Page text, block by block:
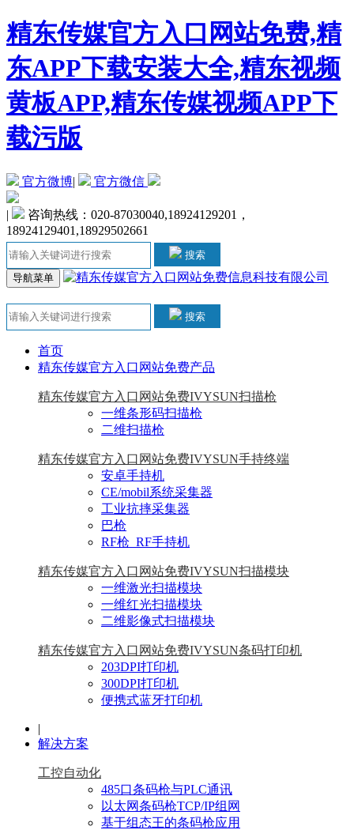
精东传媒官方入口网站免费,精
东APP下载安装大全,精东视频
黄板APP,精东传媒视频APP下
载污版
官方微博| 官方微信
|
咨询热线：020-87030040,18924129201，
18924129401,18929502661
搜索
导航菜单
搜索
首页
精东传媒官方入口网站免费产品
精东传媒官方入口网站免费IVYSUN扫描枪
一维条形码扫描枪
二维扫描枪
精东传媒官方入口网站免费IVYSUN手持终端
安卓手持机
CE/mobil系统采集器
工业抗摔采集器
巴枪
RF枪_RF手持机
精东传媒官方入口网站免费IVYSUN扫描模块
一维激光扫描模块
一维红光扫描模块
二维影像式扫描模块
精东传媒官方入口网站免费IVYSUN条码打印机
203DPI打印机
300DPI打印机
便携式蓝牙打印机
|
解决方案
工控自动化
485口条码枪与PLC通讯
以太网条码枪TCP/IP组网
基于组态王的条码枪应用